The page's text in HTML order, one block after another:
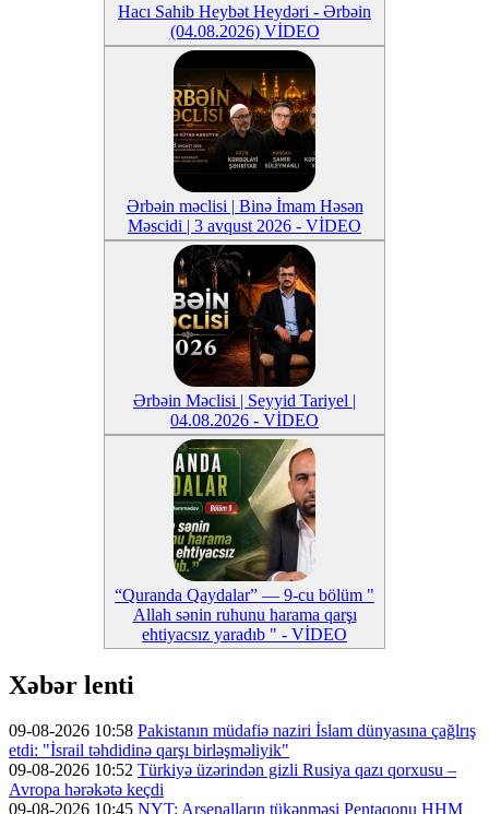
Hacı Sahib Heybət Heydəri - Ərbəin
(04.08.2026) VİDEO
Ərbəin məclisi | Binə İmam Həsən
Məscidi | 3 avqust 2026 - VİDEO
Ərbəin Məclisi | Seyyid Tariyel |
04.08.2026 - VİDEO
“Quranda Qaydalar” — 9-cu bölüm "
Allah sənin ruhunu harama qarşı
ehtiyacsız yaradıb " - VİDEO
Xəbər lenti
09-08-2026 10:58 Pakistanın müdafiə naziri İslam dünyasına çağlrış
etdi: "İsrail təhdidinə qarşı birləşməliyik"
09-08-2026 10:52 Türkiyə üzərindən gizli Rusiya qazı qorxusu –
Avropa hərəkətə keçdi
09-08-2026 10:45 NYT: Arsenalların tükənməsi Pentaqonu HHM